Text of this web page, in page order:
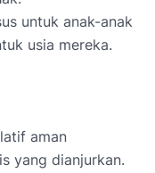
untuk anak-anak
usia mereka.
aman
yang dianjurkan.